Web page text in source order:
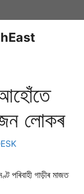
লোকৰ
পৰিবাহী গাড়ীৰ মাজত